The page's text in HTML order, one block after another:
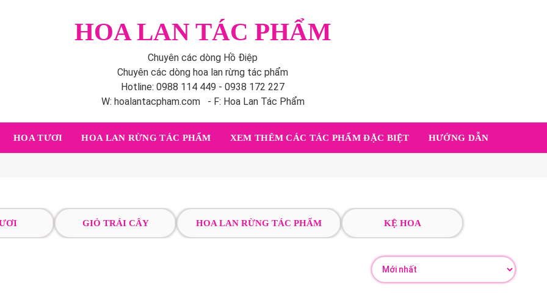
HOA LAN TÁC PHẨM
Chuyên các dòng Hồ Điệp
Chuyên các dòng hoa lan rừng tác phẩm
Hotline: 0988 114 449 - 0938 172 227
W: hoalantacpham.com - F: Hoa Lan Tác Phẩm
HOA TƯƠI HOA LAN RỪNG TÁC PHẨM XEM THÊM CÁC TÁC PHẨM ĐẶC BIỆT HƯỚNG DẪN
GIỎ TRÁI CÂY HOA LAN RỪNG TÁC PHẨM KỆ HOA